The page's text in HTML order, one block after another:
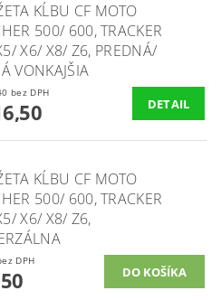
KĹBU CF MOTO
500/ 600, TRACKER
X6/ X8/ Z6, PREDNÁ/
VONKAJŠIA
od €13,40 bez DPH
DETAIL
KĹBU CF MOTO
500/ 600, TRACKER
X6/ X8/ Z6,
bez DPH